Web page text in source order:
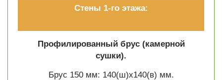
Стены 1-го этажа:
Профилированный брус (камерной
сушки).
Брус 150 мм: 140(ш)х140(в) мм.